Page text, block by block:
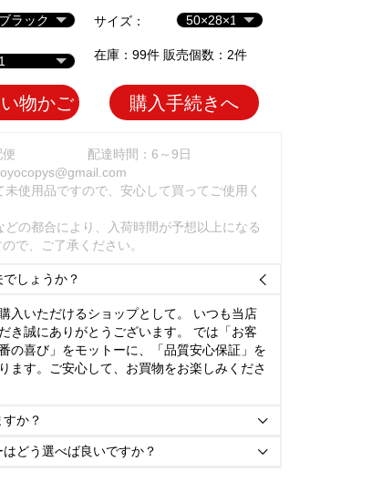
サイズ：
在庫：99件 販売個数：2件
物かご 購入手続きへ
配達時間：6～9日
未使用品ですので、安心して買ってご使用く
どの都合により、入荷時間が予想以上になる
で、ご了承ください。
しょうか？ 
入いただけるショップとして。 いつも当店
き誠にありがとうございます。 では「お客
の喜び」をモットーに、「品質安心保証」を
ます。ご安心して、お買物をお楽しみくださ
か？ 
どう選べば良いですか？ 